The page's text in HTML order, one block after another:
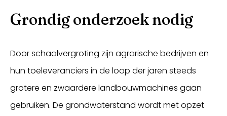
Grondig onderzoek nodig
Door schaalvergroting zijn agrarische bedrijven en
hun toeleveranciers in de loop der jaren steeds
grotere en zwaardere landbouwmachines gaan
gebruiken. De grondwaterstand wordt met opzet